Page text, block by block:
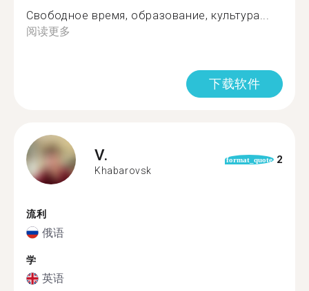
Свободное время, образование, культура...
阅读更多
下载软件
V.
Khabarovsk
format_quote 2
流利
俄语
学
英语